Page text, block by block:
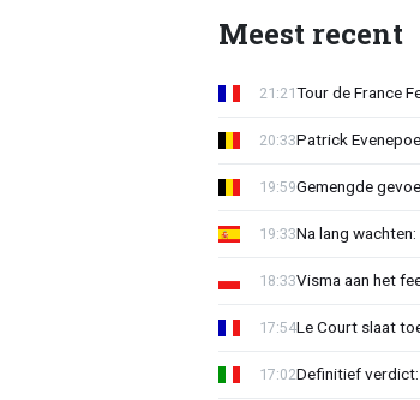
Meest recent
Tour de France
21:21
Patrick
20:33
Gemengde
19:59
Na lang
19:33
Visma aan het
18:33
Le Court slaat
17:54
Definitief verdict:
17:02